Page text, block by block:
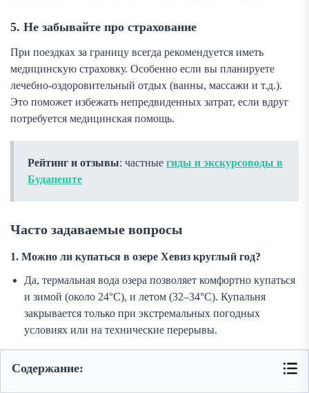
Содержание:
5. Не забывайте про страхование
При поездках за границу всегда рекомендуется иметь
медицинскую страховку. Особенно если вы планируете
лечебно-оздоровительный отдых (ванны, массажи и т.д.).
Это поможет избежать непредвиденных затрат, если вдруг
потребуется медицинская помощь.
Рейтинг и отзывы: частные гиды и экскурсоводы в
Будапеште
Часто задаваемые вопросы
1. Можно ли купаться в озере Хевиз круглый год?
Да, термальная вода озера позволяет комфортно купаться
и зимой (около 24°C), и летом (32–34°C). Купальня
закрывается только при экстремальных погодных
условиях или на технические перерывы.
2. Нужно ли бронировать билеты на поезд/автобус
заранее?